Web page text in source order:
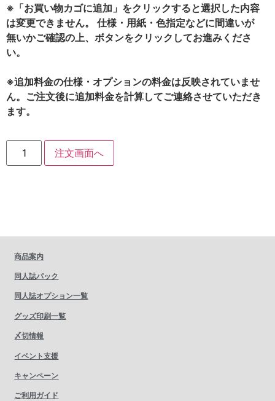
※「お買い物カゴに追加」をクリックすると選択した内容
は変更できません。 仕様・用紙・色指定などに間違いが
無いかご確認の上、ボタンをクリックしてお進みくださ
い。
※追加料金の仕様・オプションの料金は反映されていませ
ん。ご注文後に追加料金を計算してご連絡させていただき
ます。
注文画面へ
商品案内
同人誌パック
同人誌オプション一覧
グッズ印刷一覧
〆切情報
イベント支援
キャンペーン
ご利用ガイド